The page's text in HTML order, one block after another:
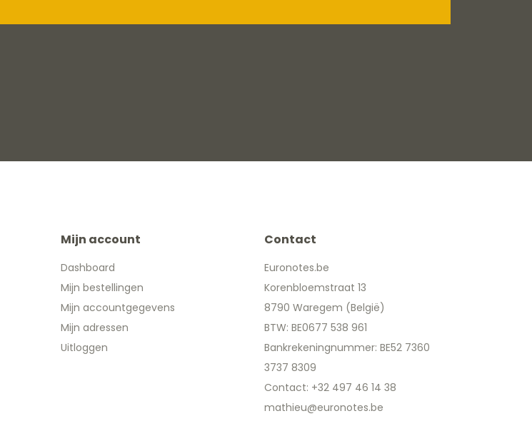
Mijn account
Dashboard
Mijn bestellingen
Mijn accountgegevens
Mijn adressen
Uitloggen
Contact
Euronotes.be
Korenbloemstraat 13
8790 Waregem (België)
BTW: BE0677 538 961
Bankrekeningnummer: BE52 7360
3737 8309
Contact: +32 497 46 14 38
mathieu@euronotes.be